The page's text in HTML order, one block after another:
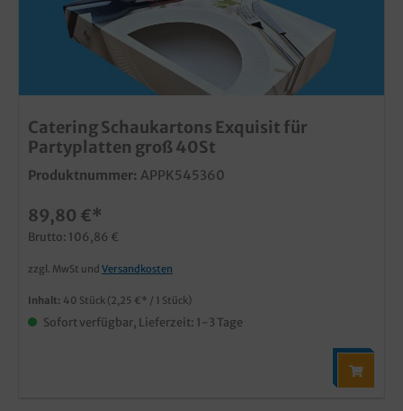
Catering Schaukartons Exquisit für
Partyplatten groß 40St
Produktnummer: APPK545360
89,80 €*
Brutto: 106,86 €
zzgl. MwSt und Versandkosten
Inhalt: 40 Stück (2,25 €* / 1 Stück)
Sofort verfügbar, Lieferzeit: 1-3 Tage